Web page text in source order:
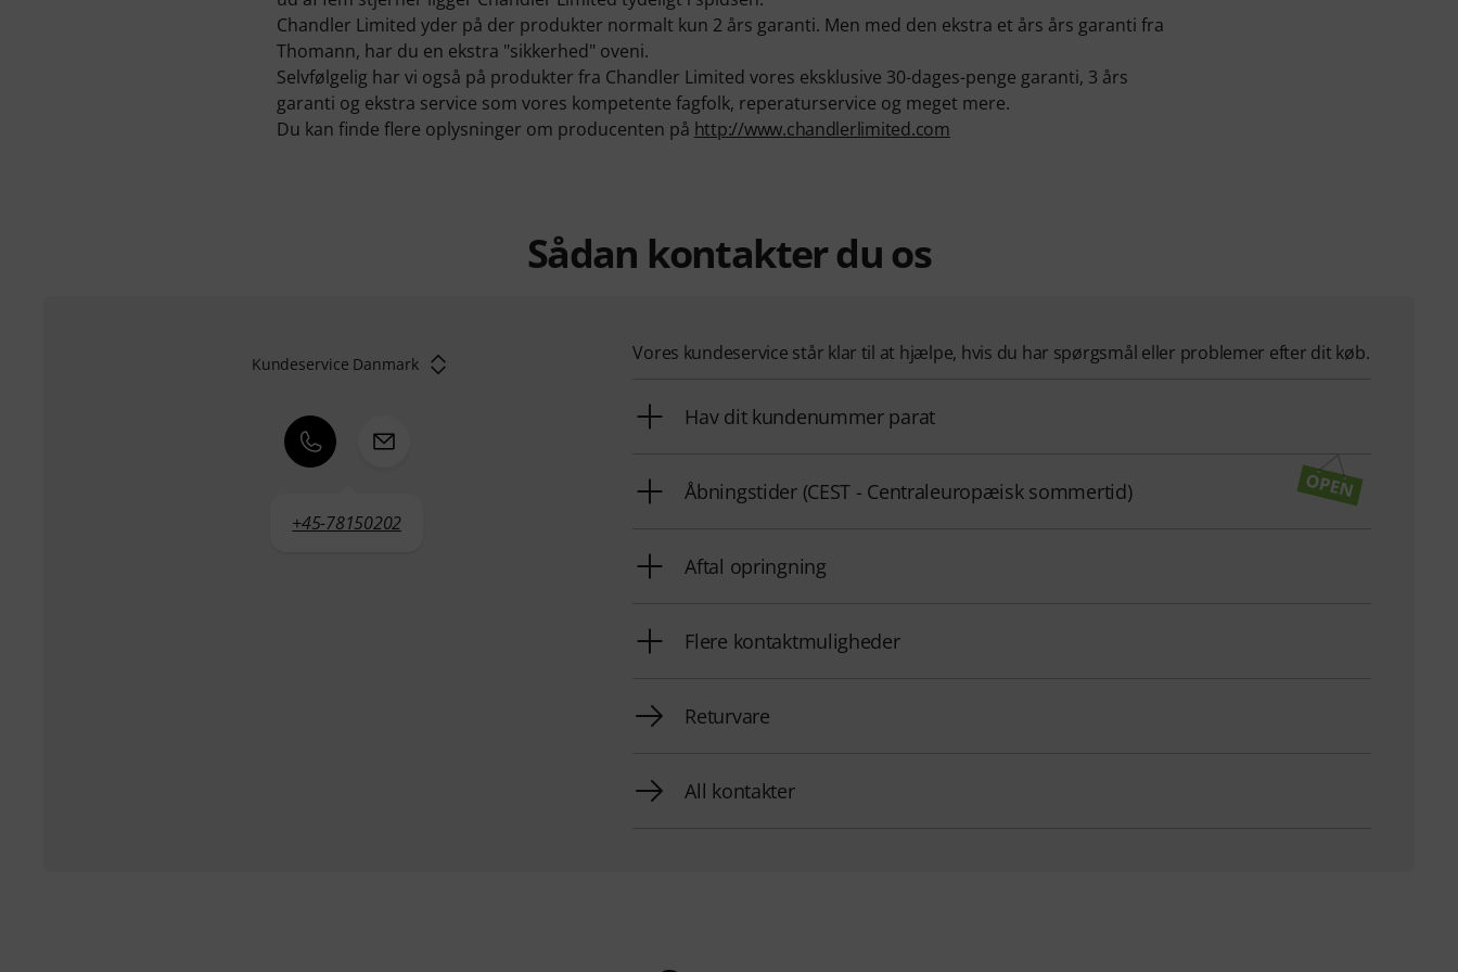
Chandler Limited yder på der produkter normalt kun 2 års garanti. Men med den ekstra et års års garanti fra
Thomann, har du en ekstra "sikkerhed" oveni.
Selvfølgelig har vi også på produkter fra Chandler Limited vores eksklusive 30-dages-penge garanti, 3 års
garanti og ekstra service som vores kompetente fagfolk, reperaturservice og meget mere.
Du kan finde flere oplysninger om producenten på http://www.chandlerlimited.com
Sådan kontakter du os
Kundeservice Danmark
+45-78150202
Vores kundeservice står klar til at hjælpe, hvis du har spørgsmål eller problemer efter dit køb.
Hav dit kundenummer parat
Åbningstider (CEST - Centraleuropæisk sommertid)
Aftal opringning
Flere kontaktmuligheder
Returvare
All kontakter